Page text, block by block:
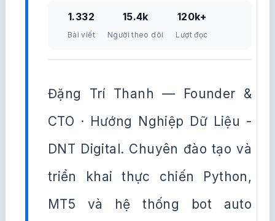
1.332
Bài viết
15.4k
Người theo dõi
120k+
Lượt đọc
Đặng Trí Thanh — Founder &
CTO · Hướng Nghiệp Dữ Liệu -
DNT Digital. Chuyên đào tạo và
triển khai thực chiến Python,
MT5 và hệ thống bot auto